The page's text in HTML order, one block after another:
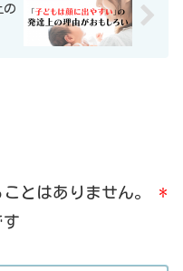
の
とはありません。
*
す